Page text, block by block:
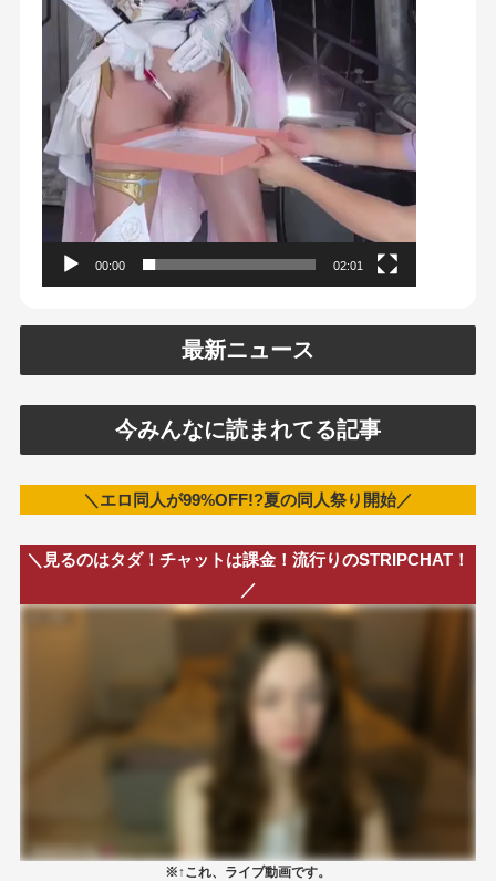
00:00 02:01
最新ニュース
今みんなに読まれてる記事
＼エロ同人が99%OFF!?夏の同人祭り開始／
＼見るのはタダ！チャットは課金！流行りのSTRIPCHAT！
／
※↑これ、ライブ動画です。